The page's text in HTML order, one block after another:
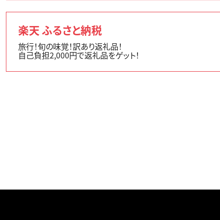
楽天 ふるさと納税
旅行！旬の味覚！訳あり返礼品！
自己負担2,000円で返礼品をゲット！